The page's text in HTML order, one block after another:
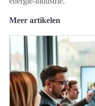
Meer artikelen